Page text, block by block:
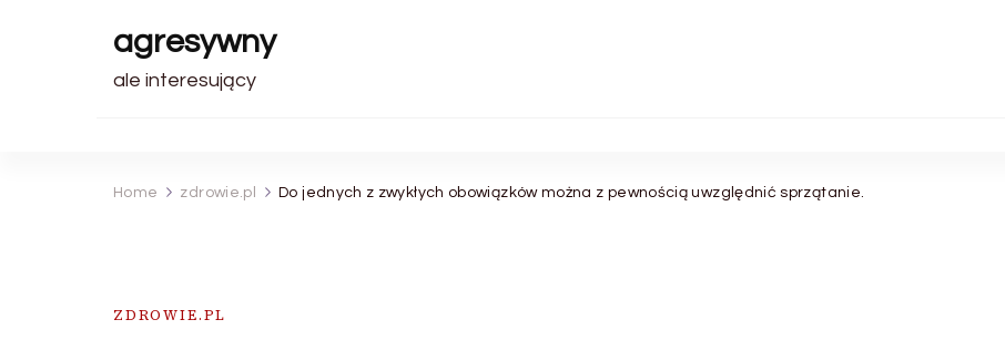
agresywny
ale interesujący
Home zdrowie.pl Do jednych z zwykłych obowiązków można z pewnością uwzględnić sprzątanie.
ZDROWIE.PL